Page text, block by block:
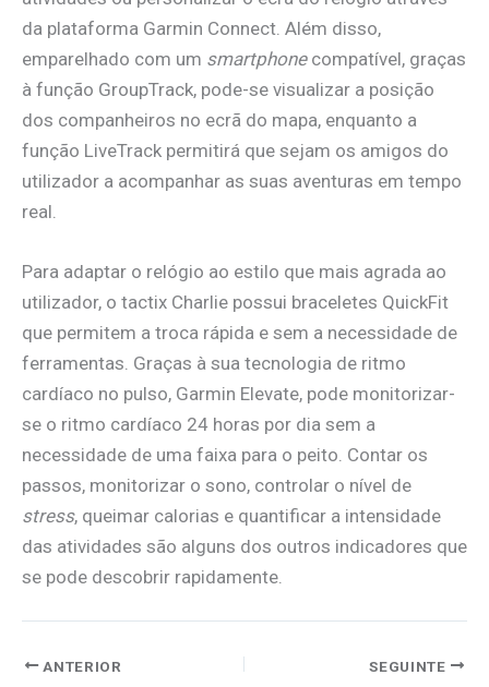
da plataforma Garmin Connect. Além disso,
emparelhado com um smartphonecompatível, graças
à função GroupTrack, pode-se visualizar a posição
dos companheiros no ecrã do mapa, enquanto a
função LiveTrack permitirá que sejam os amigos do
utilizador a acompanhar as suas aventuras em tempo
real.
Para adaptar o relógio ao estilo que mais agrada ao
utilizador, o tactix Charlie possui braceletes QuickFit
que permitem a troca rápida e sem a necessidade de
ferramentas. Graças à sua tecnologia de ritmo
cardíaco no pulso, Garmin Elevate, pode monitorizar-
se o ritmo cardíaco 24 horas por dia sem a
necessidade de uma faixa para o peito. Contar os
passos, monitorizar o sono, controlar o nível de
stress, queimar calorias e quantificar a intensidade
das atividades são alguns dos outros indicadores que
se pode descobrir rapidamente.
ANTERIOR SEGUINTE